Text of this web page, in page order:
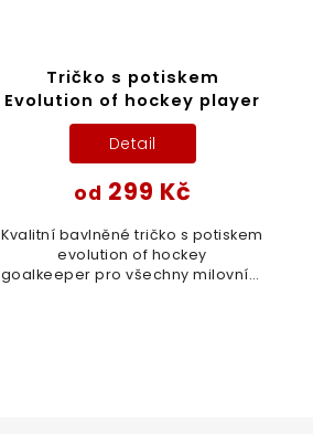
Tričko s potiskem
Evolution of hockey player
od 299 Kč
Detail
Kvalitní bavlněné tričko s potiskem
evolution of hockey
goalkeeper pro všechny milovníky